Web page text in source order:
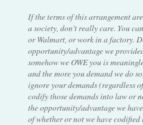
If the terms of this arrangement
a society, don't really care. You
or Walmart, or work in a factory.
opportunity/advantage we
somehow we OWE you is
and the more you demand we do
ignore your demands (regardless
codify those demands into law or
the opportunity/advantage we
of whether or not we have